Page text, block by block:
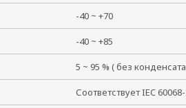
-40 ~ +70
-40 ~ +85
5 ~ 95 % ( без
Соответствует IEC